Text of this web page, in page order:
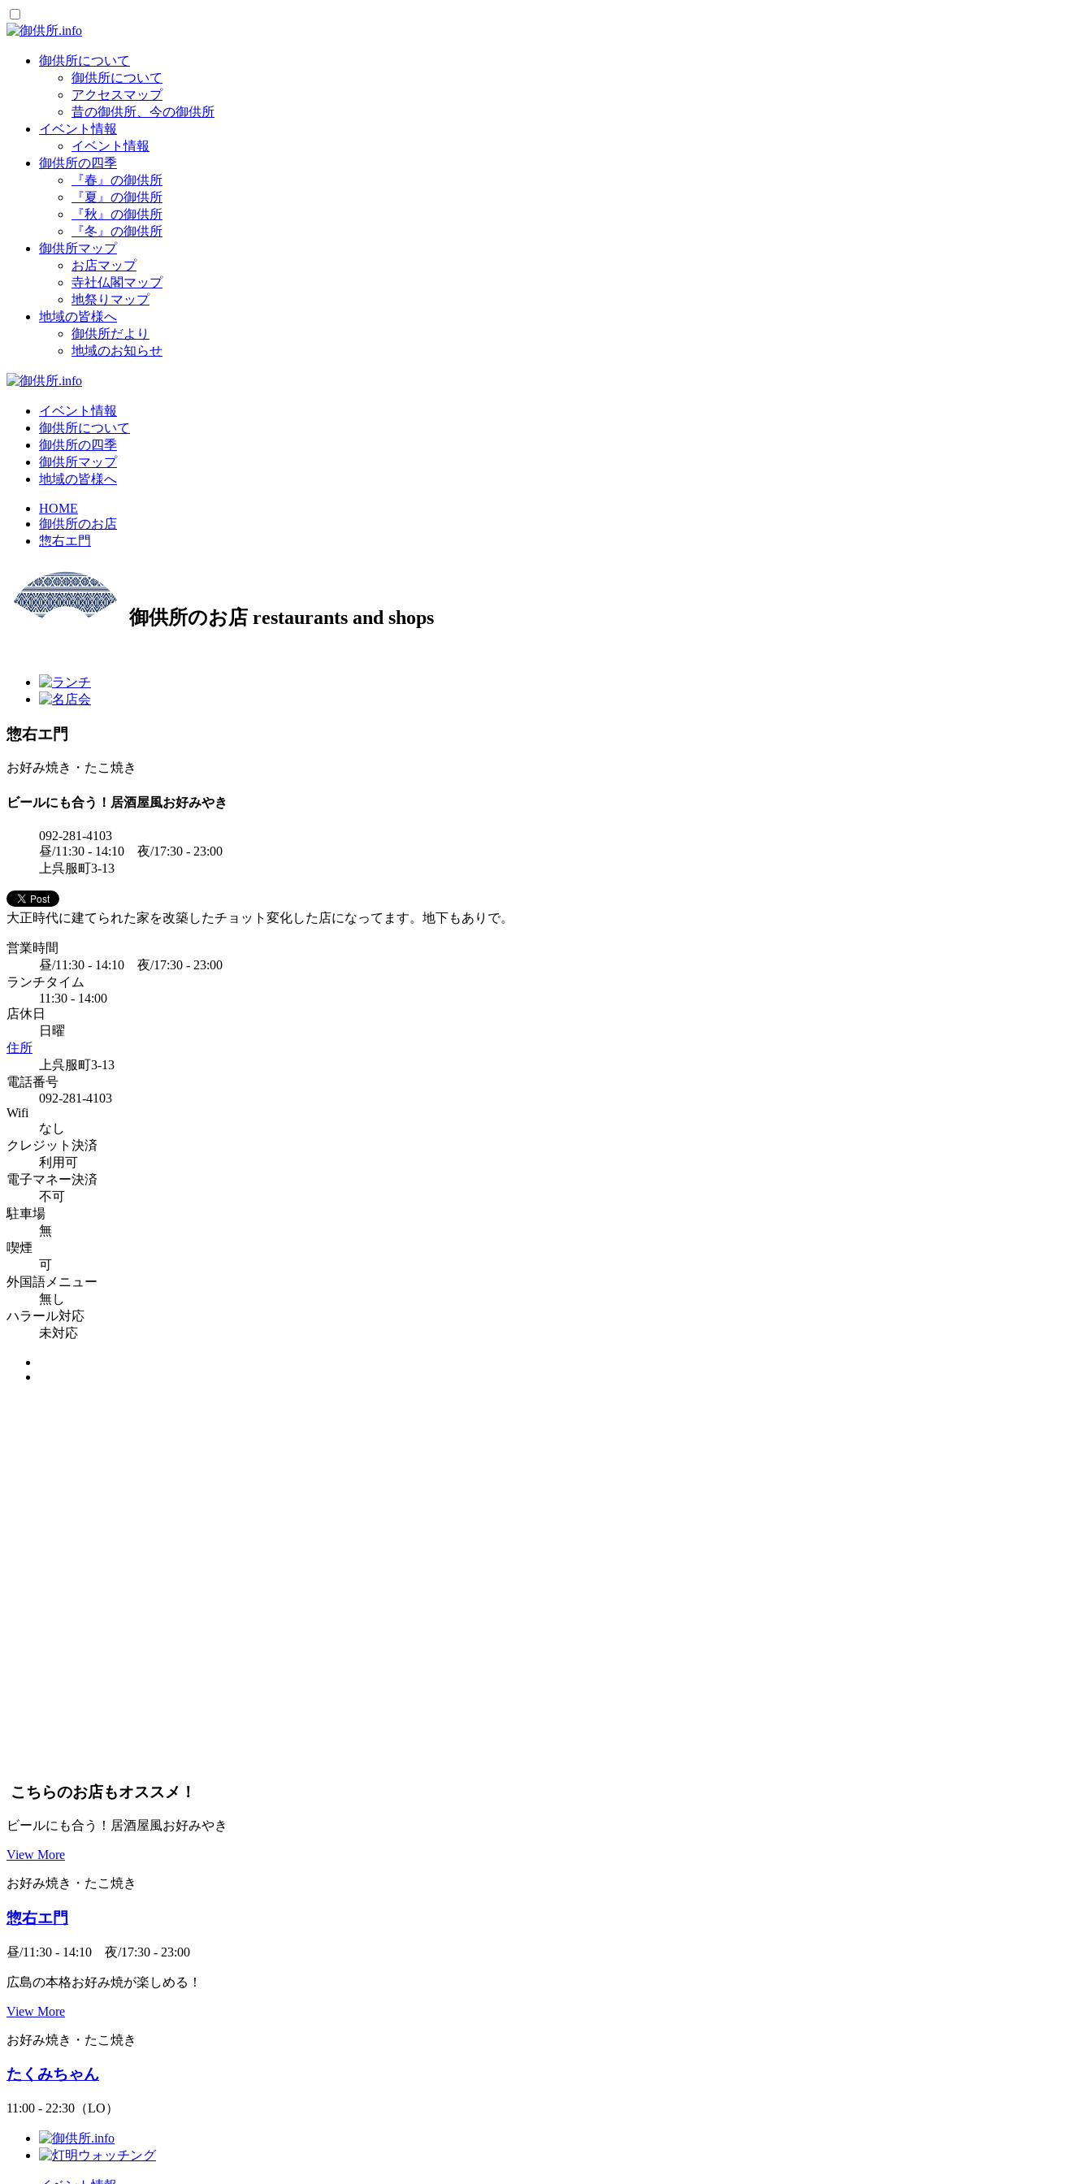
御供所について
御供所について
アクセスマップ
昔の御供所、今の御供所
イベント情報
イベント情報
御供所の四季
『春』の御供所
『夏』の御供所
『秋』の御供所
『冬』の御供所
御供所マップ
お店マップ
寺社仏閣マップ
地祭りマップ
地域の皆様へ
御供所だより
地域のお知らせ
イベント情報
御供所について
御供所の四季
御供所マップ
地域の皆様へ
HOME
御供所のお店
惣右エ門
御供所のお店 restaurants and shops
惣右エ門
お好み焼き・たこ焼き
ビールにも合う！居酒屋風お好みやき
092-281-4103
昼/11:30 - 14:10 夜/17:30 - 23:00
上呉服町3-13
大正時代に建てられた家を改築したチョット変化した店になってます。地下もありで。
営業時間
昼/11:30 - 14:10 夜/17:30 - 23:00
ランチタイム
11:30 - 14:00
店休日
日曜
住所
上呉服町3-13
電話番号
092-281-4103
Wifi
なし
クレジット決済
利用可
電子マネー決済
不可
駐車場
無
喫煙
可
外国語メニュー
無し
ハラール対応
未対応
こちらのお店もオススメ！
ビールにも合う！居酒屋風お好みやき
View More
お好み焼き・たこ焼き
惣右エ門
昼/11:30 - 14:10 夜/17:30 - 23:00
広島の本格お好み焼が楽しめる！
View More
お好み焼き・たこ焼き
たくみちゃん
11:00 - 22:30（LO）